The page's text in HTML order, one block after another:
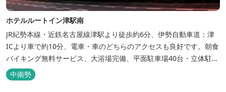
ホテルルートイン津駅南
JR紀勢本線・近鉄名古屋線津駅より徒歩約6分、伊勢自動車道：津
ICより車で約10分、電車・車のどちらのアクセスも良好です。朝食
バイキング無料サービス、大浴場完備、平面駐車場40台・立体駐車
場34台、全室Wi-Fi完備。ビジネスにも観光にもご利用頂ける快適
なホテルライフをご提供します。
中南勢